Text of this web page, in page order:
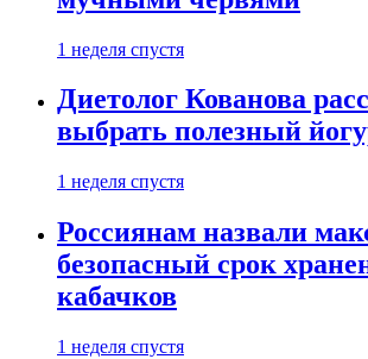
1 неделя спустя
Диетолог Кованова
выбрать полезный
1 неделя спустя
Россиянам назвали
безопасный срок
кабачков
1 неделя спустя